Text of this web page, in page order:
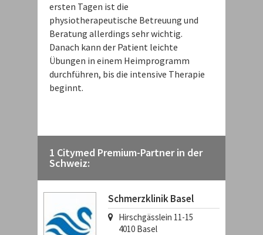
ersten Tagen ist die
physiotherapeutische Betreuung und
Beratung allerdings sehr wichtig.
Danach kann der Patient leichte
Übungen in einem Heimprogramm
durchführen, bis die intensive Therapie
beginnt.
1 Citymed Premium-Partner in der
Schweiz:
Schmerzklinik Basel
Hirschgässlein 11-15
4010 Basel